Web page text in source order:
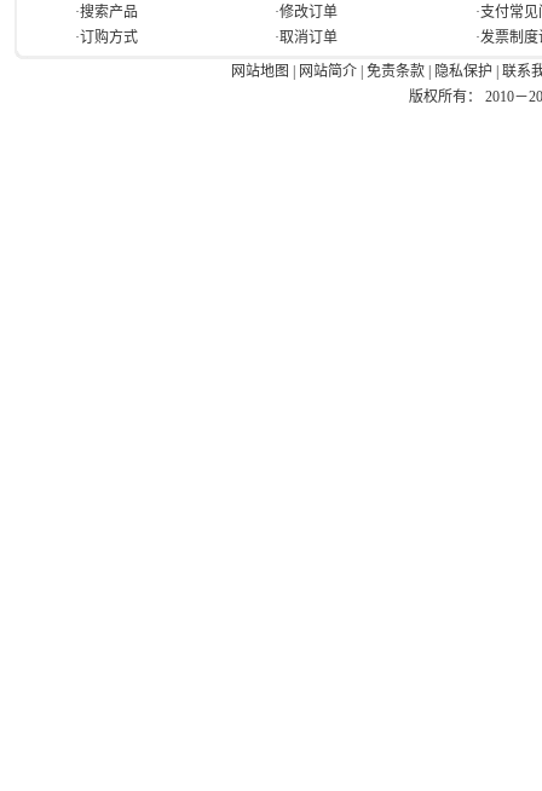
·搜索产品
·订购方式
·修改订单
·取消订单
·支付常
·发票制
网站地图
网站简介 免责条款 隐私保护
联系
版权所有： 2010－